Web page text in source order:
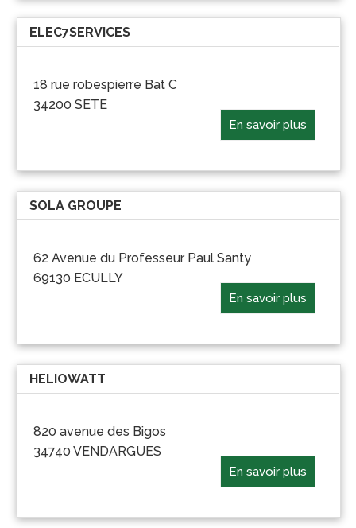
ELEC7SERVICES
18 rue robespierre Bat C
34200 SETE
En savoir plus
SOLA GROUPE
62 Avenue du Professeur Paul Santy
69130 ECULLY
En savoir plus
HELIOWATT
820 avenue des Bigos
34740 VENDARGUES
En savoir plus